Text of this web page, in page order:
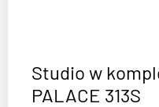
Studio w
PALACE 313S